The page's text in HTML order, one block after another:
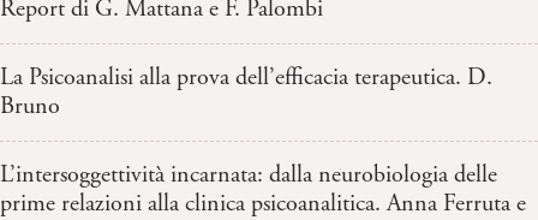
Report di G. Mattana e F. Palombi
La Psicoanalisi alla prova dell’efficacia terapeutica. D.
Bruno
L’intersoggettività incarnata: dalla neurobiologia delle
prime relazioni alla clinica psicoanalitica. Anna Ferruta e